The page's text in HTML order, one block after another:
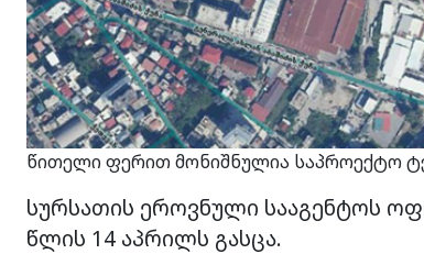
წითელი ფერით მონიშნულია საპროექტო
სურსათის ეროვნული სააგენტოს
წლის 14 აპრილს გასცა.